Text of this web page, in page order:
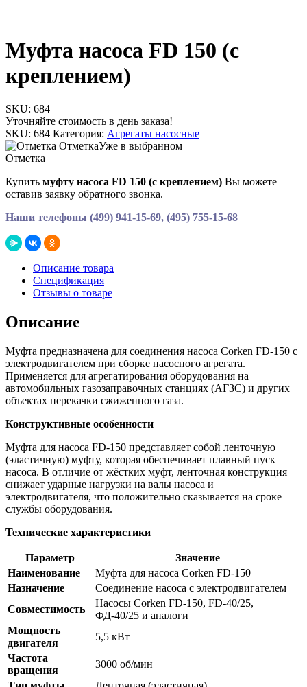
Муфта насоса FD 150 (с
креплением)
SKU: 684
Уточняйте стоимость в день заказа!
SKU: 684 Категория: Агрегаты насосные
ОтметкаУже в выбранном
Отметка
Купить муфту насоса FD 150 (с креплением) Вы можете
оставив заявку обратного звонка.
Наши телефоны (499) 941-15-69, (495) 755-15-68
Описание товара
Спецификация
Отзывы о товаре
Описание
Муфта предназначена для соединения насоса Corken FD-150 с
электродвигателем при сборке насосного агрегата.
Применяется для агрегатирования оборудования на
автомобильных газозаправочных станциях (АГЗС) и других
объектах перекачки сжиженного газа.
Конструктивные особенности
Муфта для насоса FD-150 представляет собой ленточную
(эластичную) муфту, которая обеспечивает плавный пуск
насоса. В отличие от жёстких муфт, ленточная конструкция
снижает ударные нагрузки на валы насоса и
электродвигателя, что положительно сказывается на сроке
службы оборудования.
Технические характеристики
Параметр
Значение
Наименование
Муфта для насоса Corken FD-150
Назначение
Соединение насоса с электродвигателем
Совместимость
Насосы Corken FD-150, FD-40/25,
ФД-40/25 и аналоги
Мощность
двигателя
5,5 кВт
Частота
вращения
3000 об/мин